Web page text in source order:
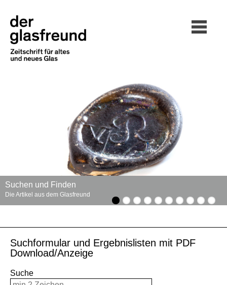
Suchen und Finden
Die Artikel aus dem Glasfreund
Suchformular und Ergebnislisten mit PDF
Download/Anzeige
Suche